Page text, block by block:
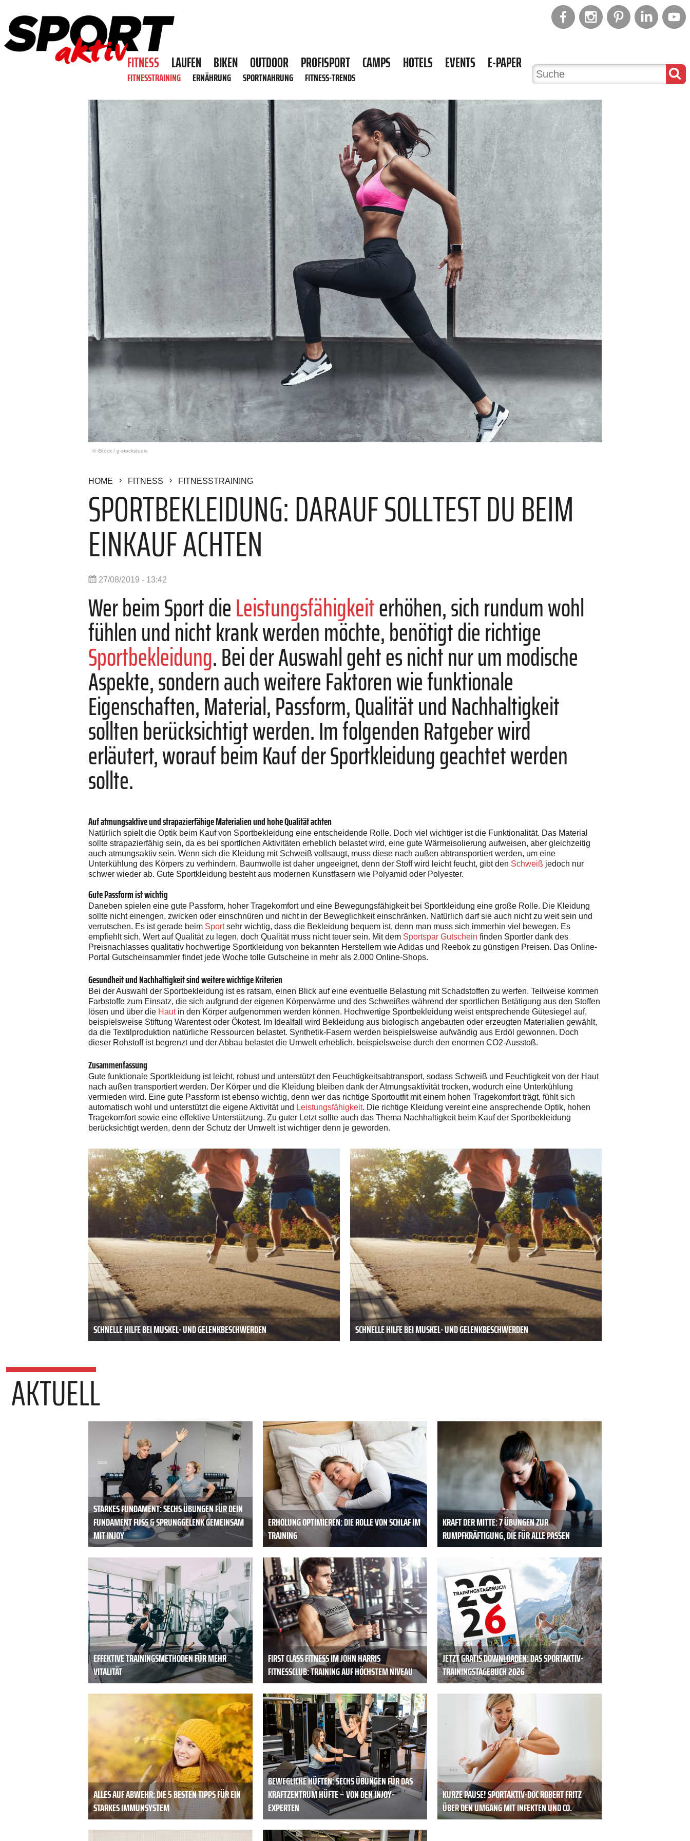
FITNESS LAUFEN BIKEN OUTDOOR PROFISPORT CAMPS HOTELS EVENTS E-PAPER
FITNESSTRAINING ERNÄHRUNG SPORTNAHRUNG FITNESS-TRENDS
© iStock / g-stockstudio
HOME FITNESS FITNESSTRAINING
SPORTBEKLEIDUNG: DARAUF SOLLTEST DU BEIM
EINKAUF ACHTEN
27/08/2019 - 13:42
Wer beim Sport dieLeistungsfähigkeiterhöhen, sich rundum wohl
fühlen und nicht krank werden möchte, benötigt die richtige
Sportbekleidung. Bei der Auswahl geht es nicht nur um modische
Aspekte, sondern auch weitere Faktoren wie funktionale
Eigenschaften, Material, Passform, Qualität und Nachhaltigkeit
sollten berücksichtigt werden. Im folgenden Ratgeber wird
erläutert, worauf beim Kauf der Sportkleidung geachtet werden
sollte.
Auf atmungsaktive und strapazierfähige Materialien und hohe Qualität achten
Natürlich spielt die Optik beim Kauf von Sportbekleidung eine entscheidende Rolle. Doch viel wichtiger ist die Funktionalität. Das Material
sollte strapazierfähig sein, da es bei sportlichen Aktivitäten erheblich belastet wird, eine gute Wärmeisolierung aufweisen, aber gleichzeitig
auch atmungsaktiv sein. Wenn sich die Kleidung mit Schweiß vollsaugt, muss diese nach außen abtransportiert werden, um eine
Unterkühlung des Körpers zu verhindern. Baumwolle ist daher ungeeignet, denn der Stoff wird leicht feucht, gibt den Schweiß jedoch nur
schwer wieder ab. Gute Sportkleidung besteht aus modernen Kunstfasern wie Polyamid oder Polyester.
Gute Passform ist wichtig
Daneben spielen eine gute Passform, hoher Tragekomfort und eine Bewegungsfähigkeit bei Sportkleidung eine große Rolle. Die Kleidung
sollte nicht einengen, zwicken oder einschnüren und nicht in der Beweglichkeit einschränken. Natürlich darf sie auch nicht zu weit sein und
verrutschen. Es ist gerade beim Sportsehr wichtig, dass die Bekleidung bequem ist, denn man muss sich immerhin viel bewegen. Es
empfiehlt sich, Wert auf Qualität zu legen, doch Qualität muss nicht teuer sein. Mit dem Sportspar Gutschein finden Sportler dank des
Preisnachlasses qualitativ hochwertige Sportkleidung von bekannten Herstellern wie Adidas und Reebok zu günstigen Preisen. Das Online-
Portal Gutscheinsammler findet jede Woche tolle Gutscheine in mehr als 2.000 Online-Shops.
Gesundheit und Nachhaltigkeit sind weitere wichtige Kriterien
Bei der Auswahl der Sportbekleidung ist es ratsam, einen Blick auf eine eventuelle Belastung mit Schadstoffen zu werfen. Teilweise kommen
Farbstoffe zum Einsatz, die sich aufgrund der eigenen Körperwärme und des Schweißes während der sportlichen Betätigung aus den Stoffen
lösen und über die Hautin den Körper aufgenommen werden können. Hochwertige Sportbekleidung weist entsprechende Gütesiegel auf,
beispielsweise Stiftung Warentest oder Ökotest. Im Idealfall wird Bekleidung aus biologisch angebauten oder erzeugten Materialien gewählt,
da die Textilproduktion natürliche Ressourcen belastet. Synthetik-Fasern werden beispielsweise aufwändig aus Erdöl gewonnen. Doch
dieser Rohstoff ist begrenzt und der Abbau belastet die Umwelt erheblich, beispielsweise durch den enormen CO2-Ausstoß.
Zusammenfassung
Gute funktionale Sportkleidung ist leicht, robust und unterstützt den Feuchtigkeitsabtransport, sodass Schweiß und Feuchtigkeit von der Haut
nach außen transportiert werden. Der Körper und die Kleidung bleiben dank der Atmungsaktivität trocken, wodurch eine Unterkühlung
vermieden wird. Eine gute Passform ist ebenso wichtig, denn wer das richtige Sportoutfit mit einem hohen Tragekomfort trägt, fühlt sich
automatisch wohl und unterstützt die eigene Aktivität und Leistungsfähigkeit. Die richtige Kleidung vereint eine ansprechende Optik, hohen
Tragekomfort sowie eine effektive Unterstützung. Zu guter Letzt sollte auch das Thema Nachhaltigkeit beim Kauf der Sportbekleidung
berücksichtigt werden, denn der Schutz der Umwelt ist wichtiger denn je geworden.
SCHNELLE HILFE BEI MUSKEL- UND GELENKBESCHWERDEN SCHNELLE HILFE BEI MUSKEL- UND GELENKBESCHWERDEN
AKTUELL
STARKES FUNDAMENT: SECHS ÜBUNGEN FÜR DEIN
FUNDAMENT FUSS & SPRUNGGELENK GEMEINSAM M
IT INJOY
ERHOLUNG OPTIMIEREN: DIE ROLLE VON SCHLAF IM
TRAINING
KRAFT DER MITTE: 7 ÜBUNGEN ZUR
RUMPFKRÄFTIGUNG, DIE FÜR ALLE PASSEN
EFFEKTIVE TRAININGSMETHODEN FÜR MEHR
VITALITÄT
FIRST CLASS FITNESS IM JOHN HARRIS
FITNESSCLUB: TRAINING AUF HÖCHSTEM NIVEAU
JETZT GRATIS DOWNLOADEN: DAS SPORTAKTIV-
TRAININGSTAGEBUCH 2026
ALLES AUF ABWEHR: DIE 5 BESTEN TIPPS FÜR EIN
STARKES IMMUNSYSTEM
BEWEGLICHE HÜFTEN: SECHS ÜBUNGEN FÜR DAS
KRAFTZENTRUM HÜFTE – VON DEN INJOY-
EXPERTEN
KURZE PAUSE! SPORTAKTIV-DOC ROBERT FRITZ
ÜBER DEN UMGANG MIT INFEKTEN UND CO.